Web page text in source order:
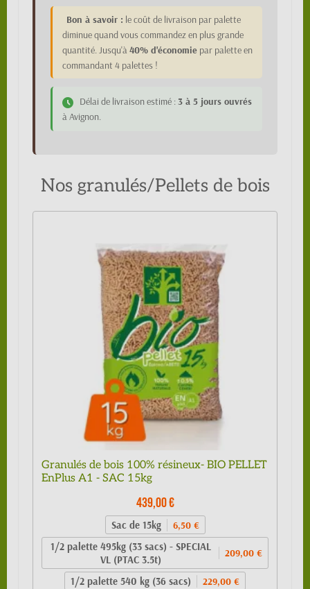
Bon à savoir : le coût de livraison par palette
diminue quand vous commandez en plus grande
quantité. Jusqu'à40% d'économie par palette en
commandant 4 palettes !
Délai de livraison estimé : 3 à 5 jours ouvrés
à Avignon.
Nos granulés/Pellets de bois
Granulés de bois 100% résineux- BIO PELLET
EnPlus A1 - SAC 15kg
439,00 €
Sac de 15kg 6,50 €
1/2 palette 495kg (33 sacs) - SPECIAL
VL (PTAC 3.5t)
209,00 €
1/2 palette 540 kg (36 sacs) 229,00 €